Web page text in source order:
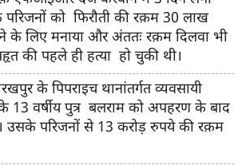
परिजनों को फिरौती की रक़म 30 लाख
के लिए मनाया और अंततः रक़म दिलवा भी
की पहले ही हत्या हो चुकी थी।
के पिपराइच थानांतर्गत व्यवसायी
13 वर्षीय पुत्र बलराम को अपहरण के बाद
उसके परिजनों से 13 करोड़ रुपये की रक़म